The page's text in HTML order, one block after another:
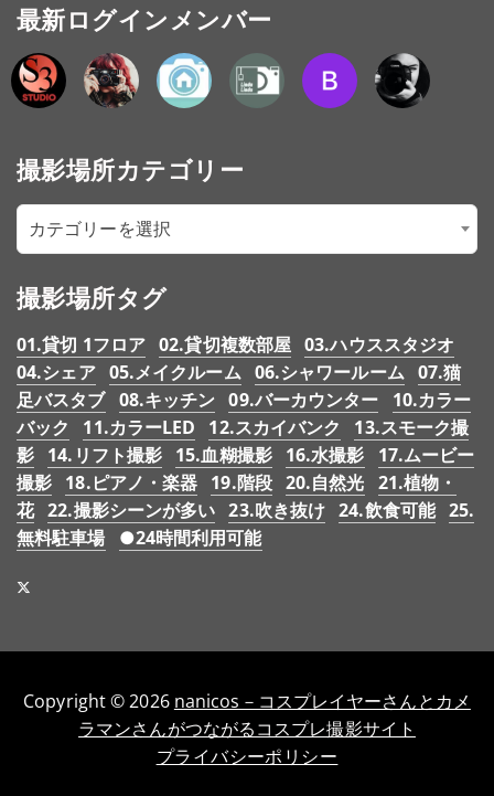
最新ログインメンバー
撮影場所カテゴリー
カテゴリーを選択
撮影場所タグ
01.貸切 1フロア 02.貸切複数部屋 03.ハウススタジオ
04.シェア 05.メイクルーム 06.シャワールーム 07.猫
足バスタブ 08.キッチン 09.バーカウンター
10.カラー
バック
11.カラーLED 12.スカイバンク
13.スモーク撮
影 14.リフト撮影 15.血糊撮影 16.水撮影
17.ムービー
撮影 18.ピアノ・楽器 19.階段 20.自然光 21.植物・
花 22.撮影シーンが多い 23.吹き抜け 24.飲食可能 25.
無料駐車場
●24時間利用可能
Copyright © 2026 nanicos－コスプレイヤーさんとカメ
ラマンさんがつながるコスプレ撮影サイト
プライバシーポリシー